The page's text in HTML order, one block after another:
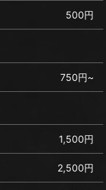
500円
750円~
1,500円
2,500円